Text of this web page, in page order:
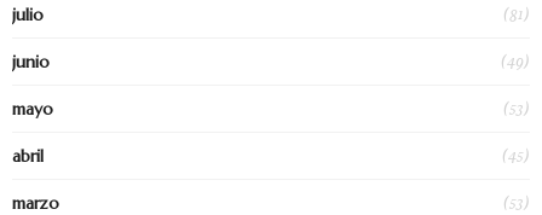
julio (81)
junio (49)
mayo (53)
abril (45)
marzo (53)